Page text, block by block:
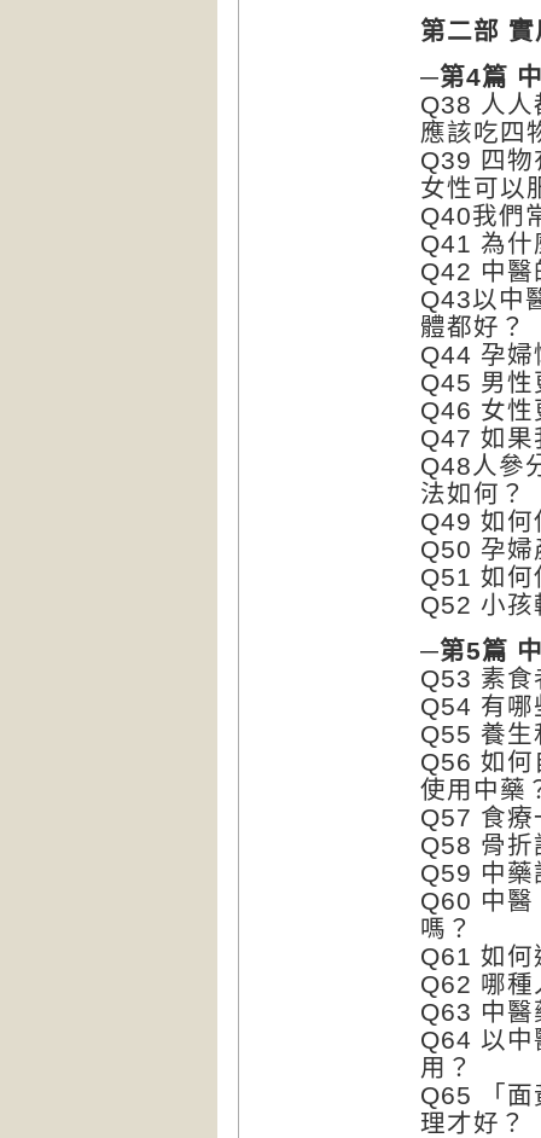
第二部
─第4篇
Q38 人人
應該吃四
Q39 四物
女性可以
Q40我們
Q41 為什
Q42 中醫
Q43以中
體都好？
Q44 孕婦
Q45 男性
Q46 女性
Q47 如果
Q48人參
法如何？
Q49 如何
Q50 孕婦
Q51 如何
Q52 小孩
─第5篇
Q53 素食
Q54 有哪
Q55 養生
Q56 如何
使用中藥
Q57 食療
Q58 骨折
Q59 中藥
Q60 中醫
嗎？
Q61 如何
Q62 哪種
Q63 中醫
Q64 以中
用？
Q65 「面
理才好？